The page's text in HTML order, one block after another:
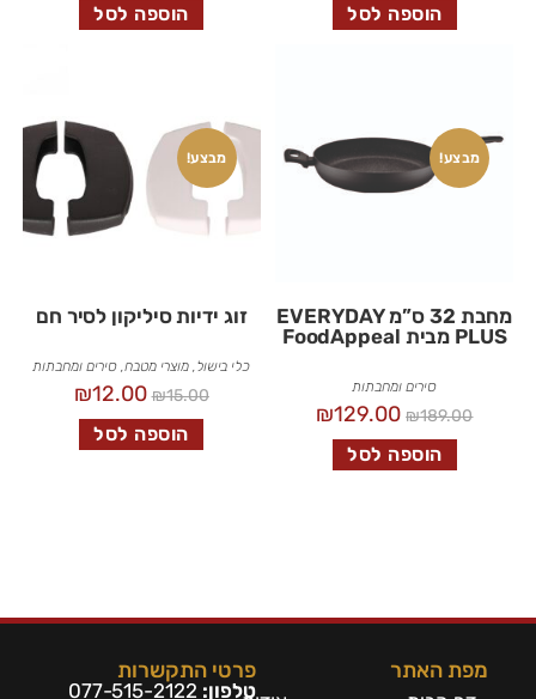
הוספה לסל הוספה לסל
מבצע!
מחבת 32 ס”מ EVERYDAY
PLUS מבית FoodAppeal
סירים ומחבתות
₪189.00
₪129.00
הוספה לסל
מבצע!
זוג ידיות סיליקון לסיר חם
כלי בישול, מוצרי מטבח, סירים ומחבתות
₪15.00
₪12.00
הוספה לסל
מפת האתר פרטי התקשרות
טלפון: 077-515-2122